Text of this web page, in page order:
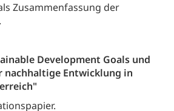
Zusammenfassung der
Development Goals und
nachhaltige Entwicklung in